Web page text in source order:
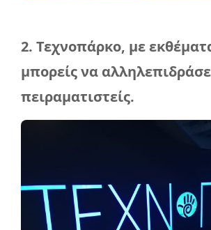
2. Τεχνοπάρκο, με
μπορείς να
πειραματιστείς.